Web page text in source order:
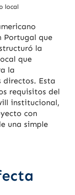
local
Portugal que
la
que
la
directos. Esta
requisitos del
institucional,
con
una simple